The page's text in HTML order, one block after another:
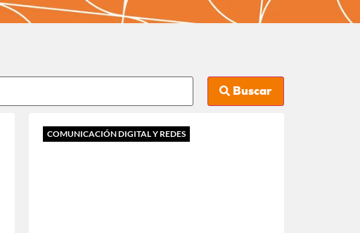
Buscar
COMUNICACIÓN DIGITAL Y REDES